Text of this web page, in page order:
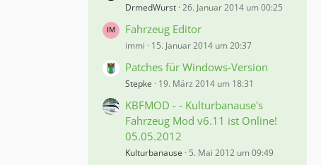
DrmedWurst 26. Januar 2014 um 00:25
Fahrzeug Editor
immi 15. Januar 2014 um 20:37
Patches für Windows-Version
Stepke 19. März 2014 um 18:31
KBFMOD - - Kulturbanause's
Fahrzeug Mod v6.11 ist Online!
05.05.2012
Kulturbanause 5. Mai 2012 um 09:49